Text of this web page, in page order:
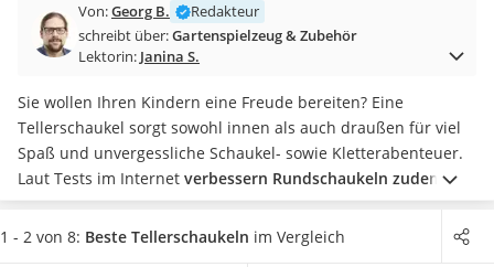
Aluminium-Koffer
Futterboot
E-Bike-Dreirad
Trekkingschuhe Herren
Reisetasche mit Rollen
Klimmzugstation
Koffer
Nachtsichtgerät
Von:Georg B.
Redakteur
schreibt über:Gartenspielzeug & Zubehör
Lektorin: Janina S.
Sie wollen Ihren Kindern eine Freude bereiten? Eine
Tellerschaukel sorgt sowohl innen als auch draußen für viel
Spaß und unvergessliche Schaukel- sowie Kletterabenteuer.
Laut Tests im Internet verbessern Rundschaukeln zudem
ganz nebenbei beim Toben und Spielen die Koordination
und der Gleichgewichtssinn wird spielerisch trainiert
1 - 2 von 8: Beste Tellerschaukeln im Vergleich